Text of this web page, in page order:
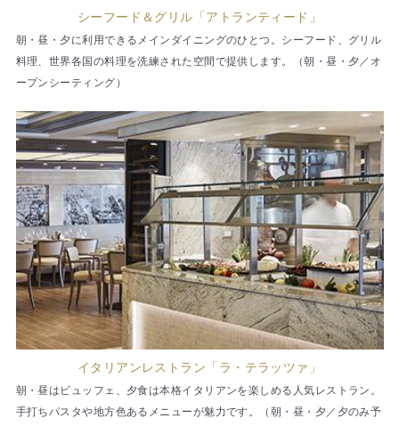
シーフード＆グリル「アトランティード」
朝・昼・夕に利用できるメインダイニングのひとつ。シーフード、グリル
料理、世界各国の料理を洗練された空間で提供します。（朝・昼・夕／オ
ープンシーティング）
イタリアンレストラン「ラ・テラッツァ」
朝・昼はビュッフェ、夕食は本格イタリアンを楽しめる人気レストラン。
手打ちパスタや地方色あるメニューが魅力です。（朝・昼・夕／夕のみ予